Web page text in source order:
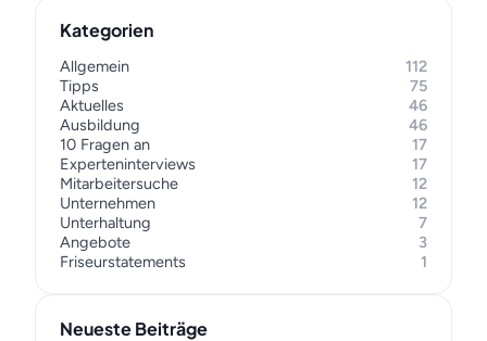
Kategorien
Allgemein
112
Tipps
75
Aktuelles
46
Ausbildung
46
10 Fragen an
17
Experteninterviews
17
Mitarbeitersuche
12
Unternehmen
12
Unterhaltung
7
Angebote
3
Friseurstatements
1
Neueste Beiträge